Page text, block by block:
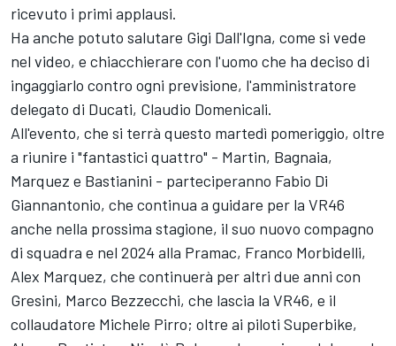
ricevuto i primi applausi.
Ha anche potuto salutare Gigi Dall'Igna, come si vede
nel video, e chiacchierare con l'uomo che ha deciso di
ingaggiarlo contro ogni previsione, l'amministratore
delegato di Ducati, Claudio Domenicali.
All'evento, che si terrà questo martedì pomeriggio, oltre
a riunire i "fantastici quattro" - Martin, Bagnaia,
Marquez e Bastianini - parteciperanno Fabio Di
Giannantonio, che continua a guidare per la VR46
anche nella prossima stagione, il suo nuovo compagno
di squadra e nel 2024 alla Pramac, Franco Morbidelli,
Alex Marquez, che continuerà per altri due anni con
Gresini, Marco Bezzecchi, che lascia la VR46, e il
collaudatore Michele Pirro; oltre ai piloti Superbike,